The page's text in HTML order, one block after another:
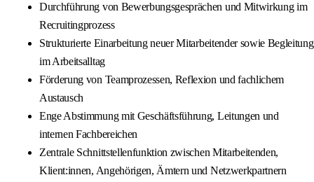
Durchführung von Bewerbungsgesprächen und Mitwirkung im
Recruitingprozess
Strukturierte Einarbeitung neuer Mitarbeitender sowie Begleitung
im Arbeitsalltag
Förderung von Teamprozessen, Reflexion und fachlichem
Austausch
Enge Abstimmung mit Geschäftsführung, Leitungen und
internen Fachbereichen
Zentrale Schnittstellenfunktion zwischen Mitarbeitenden,
Klient:innen, Angehörigen, Ämtern und Netzwerkpartnern